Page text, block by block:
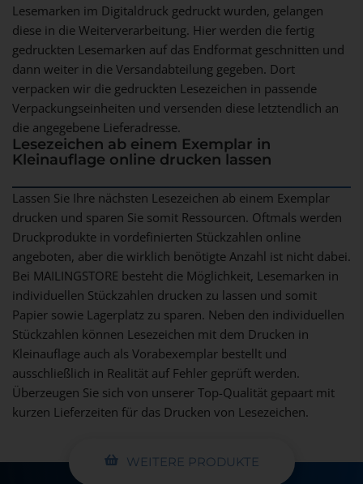
Lesemarken im Digitaldruck gedruckt wurden, gelangen
diese in die Weiterverarbeitung. Hier werden die fertig
gedruckten Lesemarken auf das Endformat geschnitten und
dann weiter in die Versandabteilung gegeben. Dort
verpacken wir die gedruckten Lesezeichen in passende
Verpackungseinheiten und versenden diese letztendlich an
die angegebene Lieferadresse.
Lesezeichen ab einem Exemplar in
Kleinauflage online drucken lassen
Lassen Sie Ihre nächsten Lesezeichen ab einem Exemplar
drucken und sparen Sie somit Ressourcen. Oftmals werden
Druckprodukte in vordefinierten Stückzahlen online
angeboten, aber die wirklich benötigte Anzahl ist nicht dabei.
Bei MAILINGSTORE besteht die Möglichkeit, Lesemarken in
individuellen Stückzahlen drucken zu lassen und somit
Papier sowie Lagerplatz zu sparen. Neben den individuellen
Stückzahlen können Lesezeichen mit dem Drucken in
Kleinauflage auch als Vorabexemplar bestellt und
ausschließlich in Realität auf Fehler geprüft werden.
Überzeugen Sie sich von unserer Top-Qualität gepaart mit
kurzen Lieferzeiten für das Drucken von Lesezeichen.
WEITERE PRODUKTE